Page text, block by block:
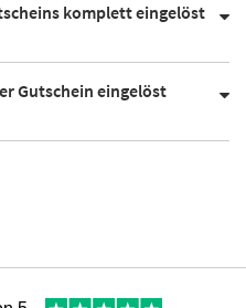
komplett eingelöst
Gutschein eingelöst